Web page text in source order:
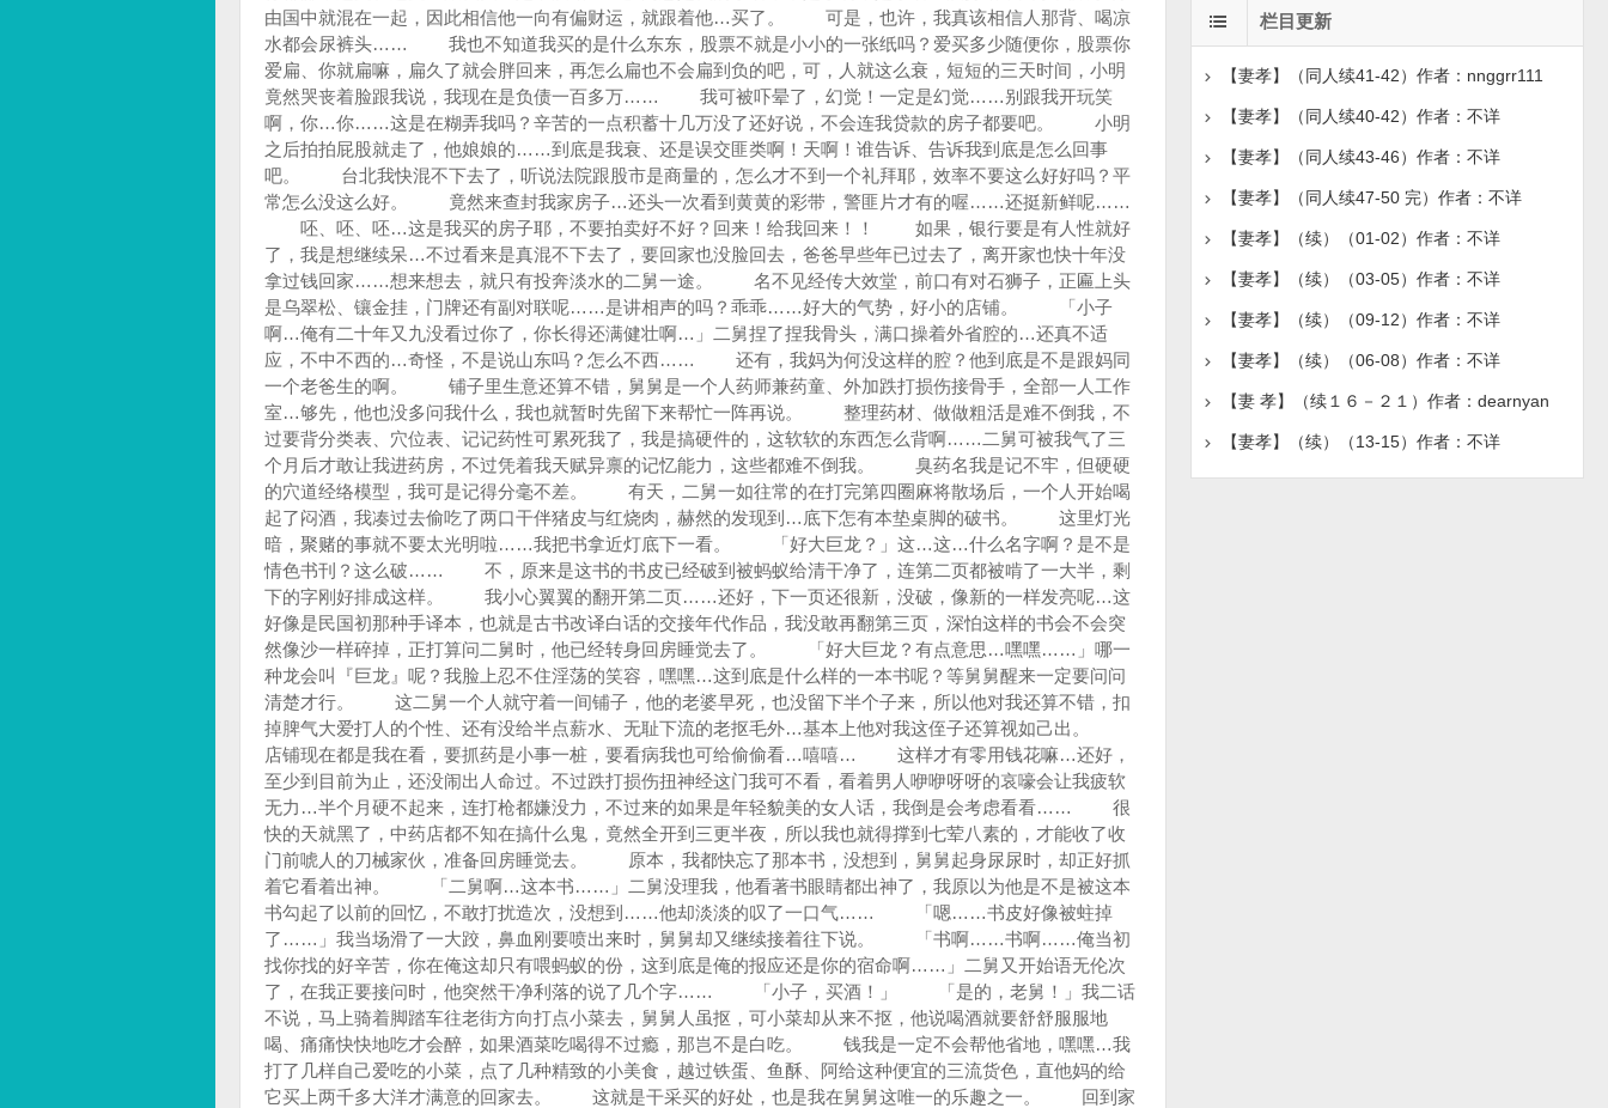
栏目更新
【妻孝】（同人续41-42）作者：nnggrr111
【妻孝】（同人续40-42）作者：不详
【妻孝】（同人续43-46）作者：不详
【妻孝】（同人续47-50 完）作者：不详
【妻孝】（续）（01-02）作者：不详
【妻孝】（续）（03-05）作者：不详
【妻孝】（续）（09-12）作者：不详
【妻孝】（续）（06-08）作者：不详
【妻 孝】（续１６－２１）作者：dearnyan
【妻孝】（续）（13-15）作者：不详